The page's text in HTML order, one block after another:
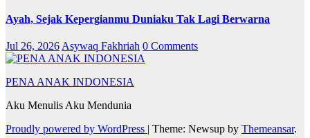
Ayah, Sejak Kepergianmu Duniaku Tak Lagi Berwarna
Jul 26, 2026 Asywaq Fakhriah 0 Comments
PENA ANAK INDONESIA
Aku Menulis Aku Mendunia
Proudly powered by WordPress | Theme: Newsup by Themeansar.